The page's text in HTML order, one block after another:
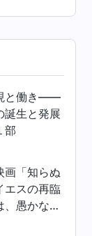
を
きを
と働き——
誕生と発展
部
画「知らぬ
エスの再臨
、愚かな乙